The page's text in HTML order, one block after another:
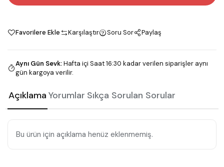
Favorilere Ekle Karşılaştır Soru Sor Paylaş
Aynı Gün Sevk:Hafta içi Saat 16:30 kadar verilen siparişler aynı
gün kargoya verilir.
Açıklama Yorumlar Sıkça Sorulan Sorular
Bu ürün için açıklama henüz eklenmemiş.